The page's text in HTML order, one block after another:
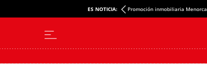
ES NOTICIA: Promoción inmobiliaria Menorca